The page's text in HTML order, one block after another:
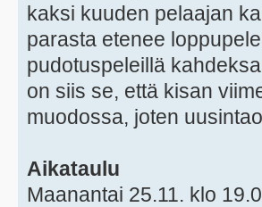
kaksi kuuden pelaajan
parasta etenee
pudotuspeleillä
on siis se, että kisan
muodossa, joten
Aikataulu
Maanantai 25.11. klo